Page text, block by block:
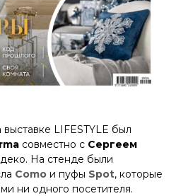
LIFESTYLE был
совместно с Сергеем
На стенде были
Como и пуфы Spot, которые
ни одного посетителя.